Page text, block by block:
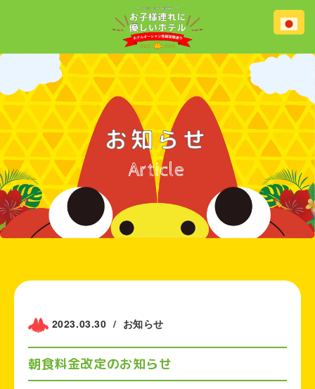
2023.03.30 / お知らせ
朝食料金改定のお知らせ